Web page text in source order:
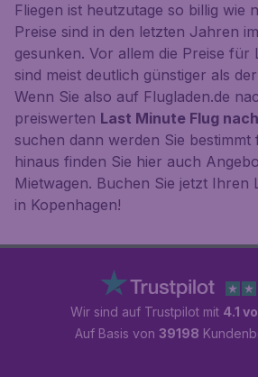
Fliegen ist heutzutage so billig wie
Preise sind in den letzten Jahren
gesunken. Vor allem die Preise für
sind meist deutlich günstiger als
Wenn Sie also auf Flugladen.de
preiswerten Last Minute Flug
suchen dann werden Sie bestimmt
hinaus finden Sie hier auch
Mietwagen. Buchen Sie jetzt Ihren
in Kopenhagen!
Wir sind auf Trustpilot mit 4.1
Auf Basis von 39198